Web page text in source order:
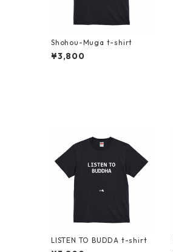
Shohou-Muga t-shirt
¥3,800
LISTEN TO BUDDA t-shirt